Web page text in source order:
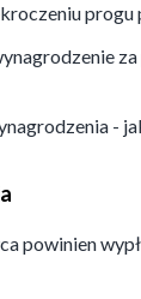
progu
-
powinien